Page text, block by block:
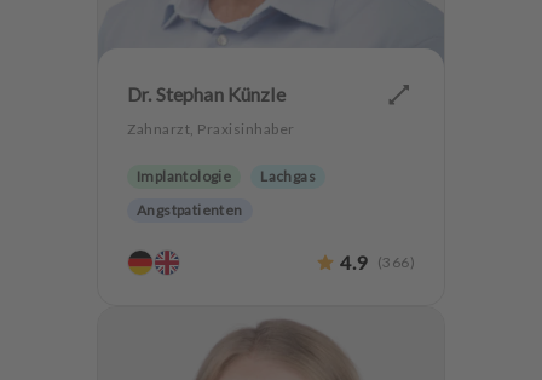
Dr. Stephan Künzle
Zahnarzt, Praxisinhaber
Implantologie
Lachgas
Angstpatienten
4.9 (366)